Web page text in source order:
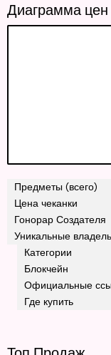
Предметы (всего)
Цена чеканки
Гонорар Создателя
Уникальные
Категории
Блокчейн
Официальные
Где купить
Диаграмма